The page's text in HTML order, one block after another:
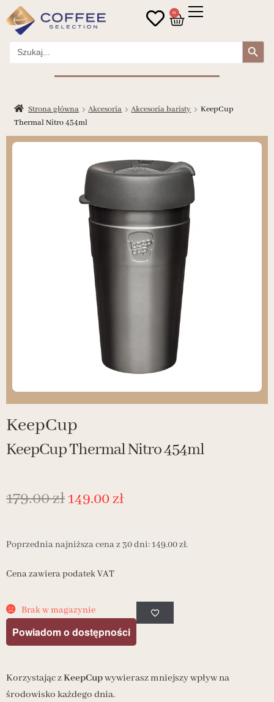
0
Search
for:
Search Button
Strona główna Akcesoria Akcesoria baristy
KeepCup
Thermal Nitro 454ml
KeepCup
KeepCup Thermal Nitro 454ml
179.00zł149.00zł
Poprzednia najniższa cena z 30 dni:149.00zł.
Cena zawiera podatek VAT
Brak w magazynie
Powiadom o dostępności
Korzystając zKeepCupwywierasz mniejszy wpływ na
środowisko każdego dnia.